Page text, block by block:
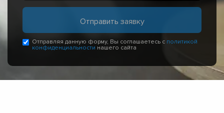
Отправляя данную форму, Вы соглашаетесь с политикой
конфиденциальности нашего сайта